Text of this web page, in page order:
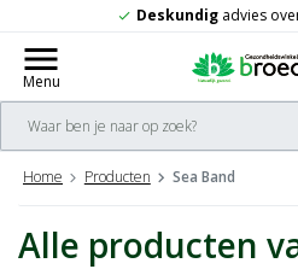
check Deskundig advies
menu
Menu
Home Producten Sea Band
Alle producten